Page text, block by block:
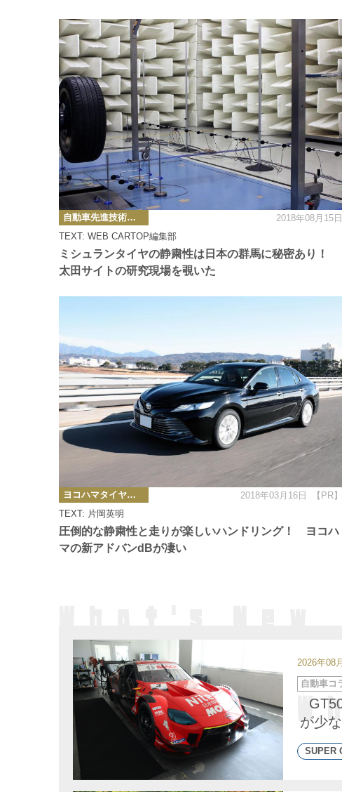
ミシュランタイヤの静粛性は日本の群馬に秘密あり！
太田サイトの研究現場を覗いた
TEXT: WEB CARTOP編集部
カ
テ
ゴ
リ
ー
自動車先進技術・テクノロジーニュース 2018年08月15日
圧倒的な静粛性と走りが楽しいハンドリング！ ヨコハ
マの新アドバンdBが凄い
TEXT: 片岡英明
カ
テ
ゴ
リ
ー
ヨコハマタイヤの圧倒的性能をリポート 2018年03月16日 【PR】
2026年08
が少
カ
テ自動車コ
SUPER